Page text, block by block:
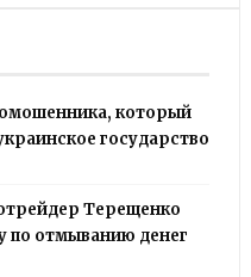
который
государство
Терещенко
по отмыванию денег